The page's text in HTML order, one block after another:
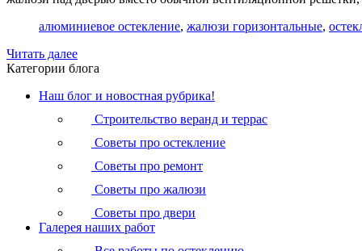
алюминиевое остекление, жалюзи горизонтальные,
Читать далее
Категории блога
Наш блог и новостная рубрика!
Строительство веранд и террас
Советы про остекление
Советы про ремонт
Советы про жалюзи
Советы про двери
Галерея наших работ